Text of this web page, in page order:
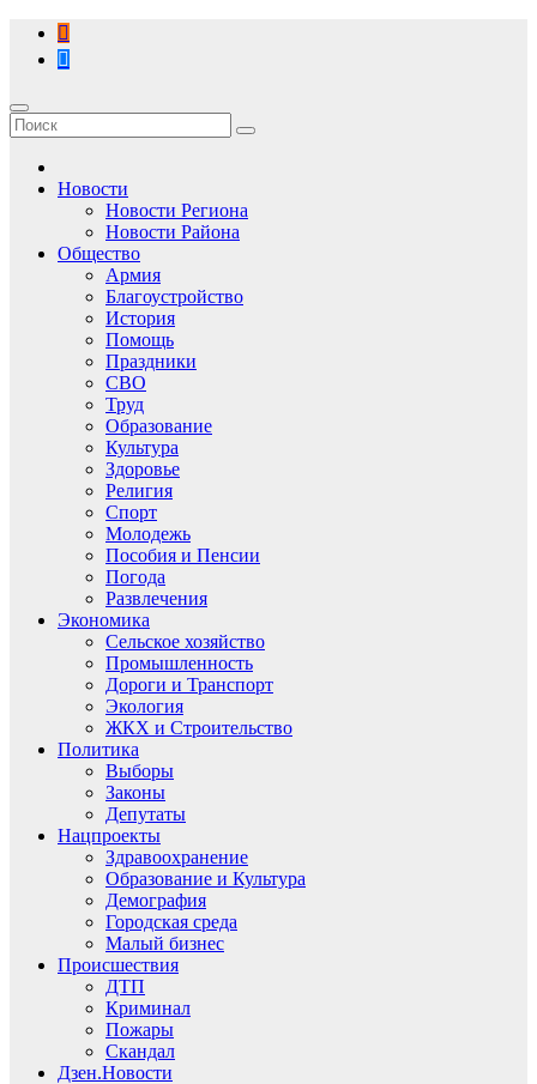
Перейти
содержимому
Новости
Новости Региона
Новости Района
Общество
Армия
Благоустройство
История
Помощь
Праздники
СВО
Труд
Образование
Культура
Здоровье
Религия
Спорт
Молодежь
Пособия и Пенсии
Погода
Развлечения
Экономика
Сельское хозяйство
Промышленность
Дороги и Транспорт
Экология
ЖКХ и Строительство
Политика
Выборы
Законы
Депутаты
Нацпроекты
Здравоохранение
Образование и Культура
Демография
Городская среда
Малый бизнес
Происшествия
ДТП
Криминал
Пожары
Скандал
Дзен.Новости